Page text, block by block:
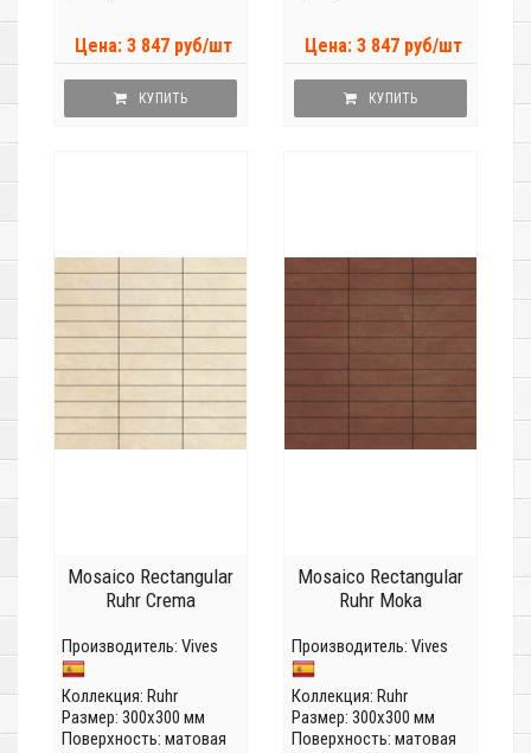
Цена: 3 847 руб/шт
КУПИТЬ
Цена: 3 847 руб/шт
КУПИТЬ
Mosaico Rectangular
Ruhr Crema
Производитель: Vives
Коллекция: Ruhr
Размер: 300x300 мм
Поверхность: матовая
Mosaico Rectangular
Ruhr Moka
Производитель: Vives
Коллекция: Ruhr
Размер: 300x300 мм
Поверхность: матовая